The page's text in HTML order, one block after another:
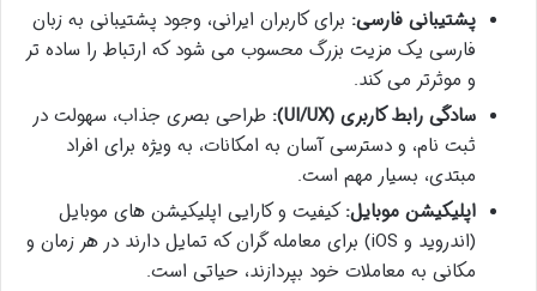
پشتیبانی فارسی: برای کاربران ایرانی، وجود پشتیبانی به زبان
فارسی یک مزیت بزرگ محسوب می شود که ارتباط را ساده تر
و موثرتر می کند.
سادگی رابط کاربری (UI/UX):
طراحی بصری جذاب، سهولت در
ثبت نام، و دسترسی آسان به امکانات، به ویژه برای افراد
مبتدی، بسیار مهم است.
اپلیکیشن موبایل:کیفیت و کارایی اپلیکیشن های موبایل
(اندروید و iOS) برای معامله گران که تمایل دارند در هر زمان و
مکانی به معاملات خود بپردازند، حیاتی است.